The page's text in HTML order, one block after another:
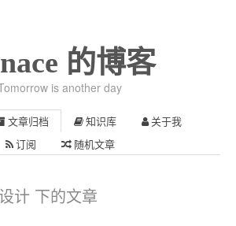
的博客
is another day
文章归档 知识库 关于我
订阅 随机文章
计 下的文章